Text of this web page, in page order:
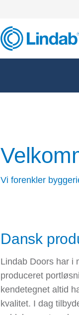
Vi forenkler
Dansk
Lindab Doors har i
produceret
kendetegnet altid
kvalitet. I dag